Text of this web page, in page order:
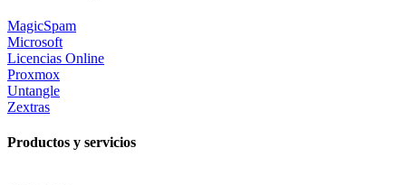
MagicSpam
Microsoft
Licencias Online
Proxmox
Untangle
Zextras
Productos y servicios